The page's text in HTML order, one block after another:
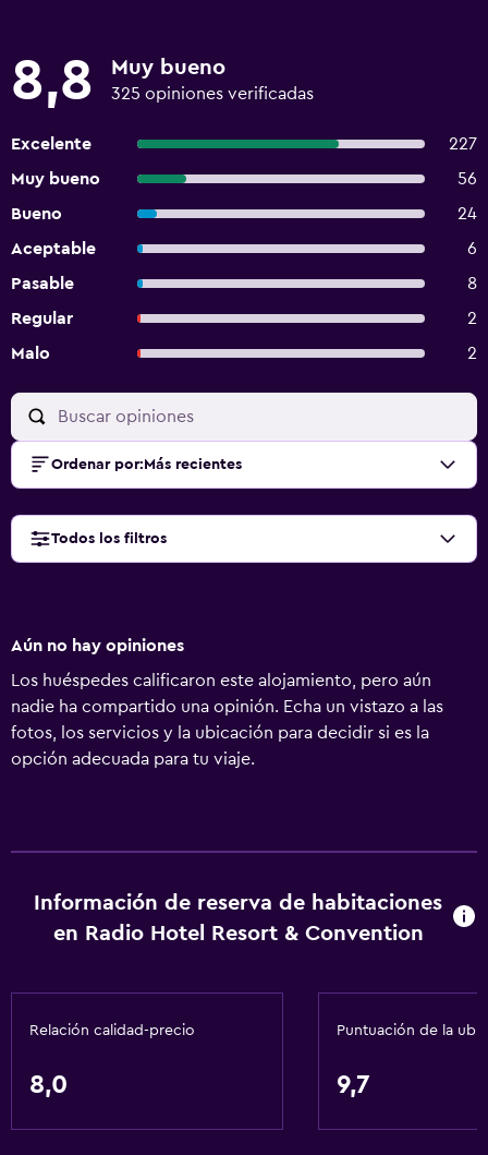
8,8 Muy bueno
325 opiniones verificadas
Excelente
227
Muy bueno
56
Bueno
24
Aceptable
6
Pasable
8
Regular
2
Malo
2
Ordenar por: Más recientes
Todos los filtros
Aún no hay opiniones
Los huéspedes calificaron este alojamiento, pero aún
nadie ha compartido una opinión. Echa un vistazo a las
fotos, los servicios y la ubicación para decidir si es la
opción adecuada para tu viaje.
Información de reserva de habitaciones
en Radio Hotel Resort & Convention
Relación calidad-precio
8,0
Puntuación de la
9,7